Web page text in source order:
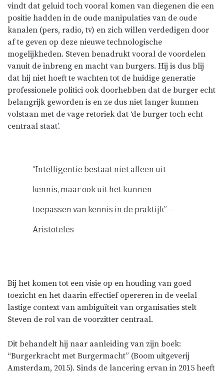
vindt dat geluid toch vooral komen van diegenen die een
positie hadden in de oude manipulaties van de oude
kanalen (pers, radio, tv) en zich willen verdedigen door
af te geven op deze nieuwe technologische
mogelijkheden. Steven benadrukt vooral de voordelen
vanuit de inbreng en macht van burgers. Hij is dus blij
dat hij niet hoeft te wachten tot de huidige generatie
professionele politici ook doorhebben dat de burger echt
belangrijk geworden is en ze dus niet langer kunnen
volstaan met de vage retoriek dat ‘de burger toch echt
centraal staat’.
“Intelligentie bestaat niet alleen uit
kennis, maar ook uit het kunnen
toepassen van kennis in de praktijk” –
Aristoteles
Bij het komen tot een visie op en houding van goed
toezicht en het daarin effectief opereren in de veelal
lastige context van ambiguïteit van organisaties stelt
Steven de rol van de voorzitter centraal.
Dit behandelt hij naar aanleiding van zijn boek:
“Burgerkracht met Burgermacht” (Boom uitgeverij
Amsterdam, 2015). Sinds de lancering ervan in 2015 heeft